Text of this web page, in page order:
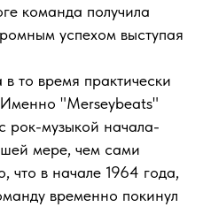
команда получила
успехом выступая
в то время практически
Именно "Merseybeats"
рок-музыкой начала-
мере, чем сами
что в начале 1964 года,
временно покинул